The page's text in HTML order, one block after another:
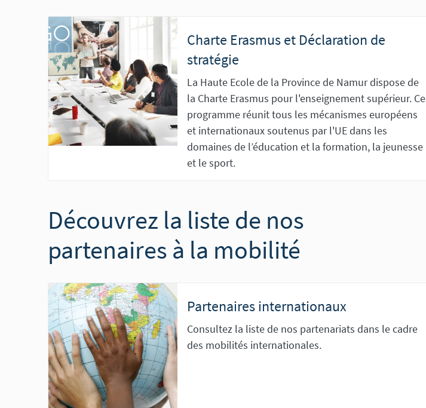
Charte Erasmus et Déclaration de
stratégie
La Haute Ecole de la Province de Namur dispose de
la Charte Erasmus pour l'enseignement supérieur. Ce
programme réunit tous les mécanismes européens
et internationaux soutenus par l'UE dans les
domaines de l’éducation et la formation, la jeunesse
et le sport.
Découvrez la liste de nos
partenaires à la mobilité
Partenaires internationaux
Consultez la liste de nos partenariats dans le cadre
des mobilités internationales.